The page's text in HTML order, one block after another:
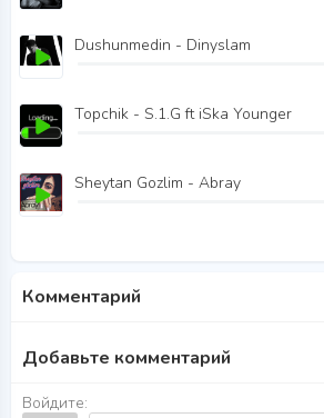
Dushunmedin - Dinyslam
Topchik - S.1.G ft iSka Younger
Sheytan Gozlim - Abray
Комментарий
Добавьте комментарий
Войдите: